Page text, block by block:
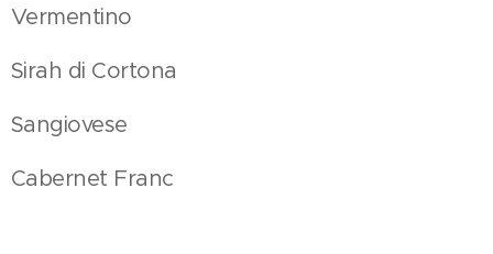
Vermentino
Sirah di Cortona
Sangiovese
Cabernet Franc